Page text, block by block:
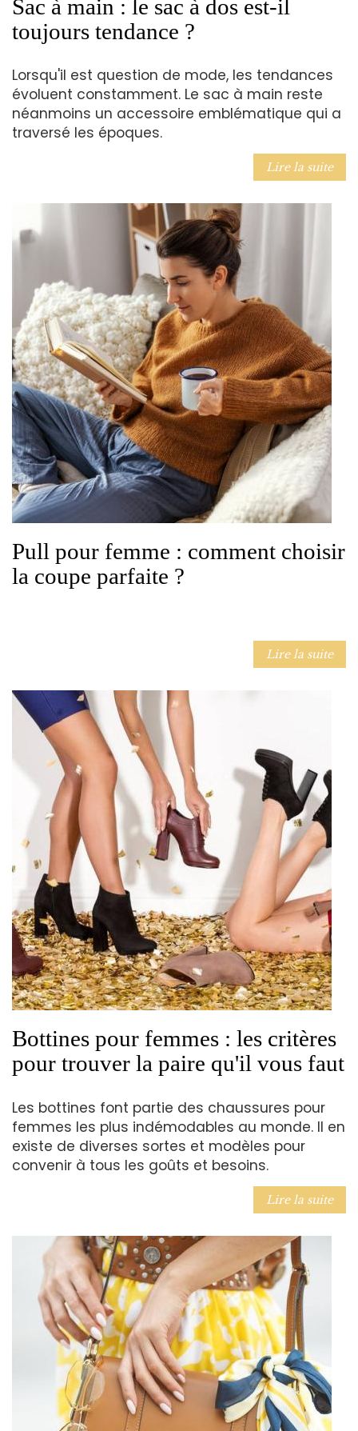
Sac à main : le sac à dos est-il
toujours tendance ?
Lorsqu'il est question de mode, les tendances
évoluent constamment. Le sac à main reste
néanmoins un accessoire emblématique qui a
traversé les époques.
Lire la suite
Pull pour femme : comment choisir
la coupe parfaite ?
Lire la suite
Bottines pour femmes : les critères
pour trouver la paire qu'il vous faut
Les bottines font partie des chaussures pour
femmes les plus indémodables au monde. Il en
existe de diverses sortes et modèles pour
convenir à tous les goûts et besoins.
Lire la suite